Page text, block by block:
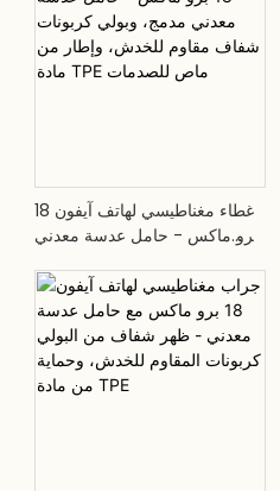
غطاء مغناطيسي لهاتف آيفون 18
برو ماكس - حامل عدسة معدني
مقاوم للخدش، وإطار من مادة
TPE ماص للصدمات